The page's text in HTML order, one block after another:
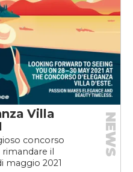
Villa
concorso
rimandare il
maggio 2021
NEWS